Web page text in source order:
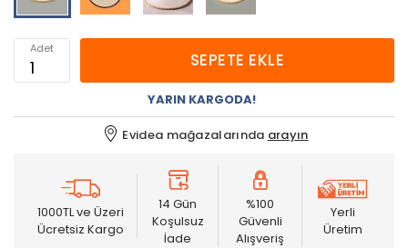
Adet
SEPETE EKLE
YARIN KARGODA!
Evidea mağazalarında arayın
1000TL ve Üzeri
Ücretsiz Kargo
14 Gün
Koşulsuz
İade
%100
Güvenli
Alışveriş
Yerli
Üretim